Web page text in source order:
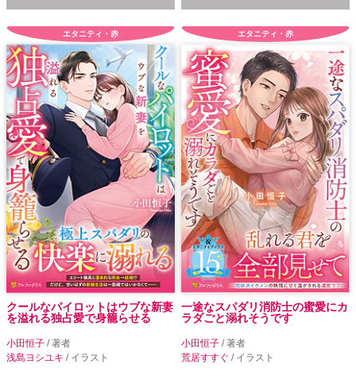
エタニティ・赤
クールなパイロットはウブな新妻
を溢れる独占愛で身籠らせる
小田恒子 / 著者
浅島ヨシユキ / イラスト
エタニティ・赤
一途なスパダリ消防士の蜜愛にカ
ラダごと溺れそうです
小田恒子 / 著者
荒居すすぐ / イラスト